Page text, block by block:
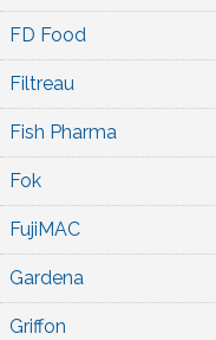
FD Food
Filtreau
Fish Pharma
Fok
FujiMAC
Gardena
Griffon